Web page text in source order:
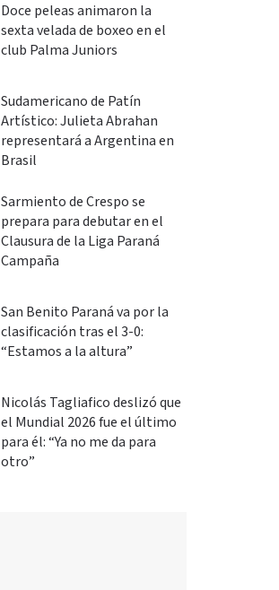
Doce peleas animaron la
sexta velada de boxeo en el
club Palma Juniors
Sudamericano de Patín
Artístico: Julieta Abrahan
representará a Argentina en
Brasil
Sarmiento de Crespo se
prepara para debutar en el
Clausura de la Liga Paraná
Campaña
San Benito Paraná va por la
clasificación tras el 3-0:
“Estamos a la altura”
Nicolás Tagliafico deslizó que
el Mundial 2026 fue el último
para él: “Ya no me da para
otro”